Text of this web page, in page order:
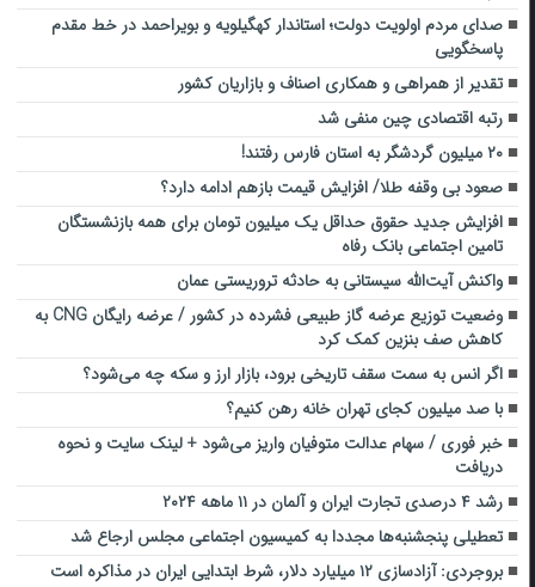
صدای مردم اولویت دولت؛ استاندار کهگیلویه و بویراحمد در خط مقدم
پاسخگویی
تقدیر از همراهی و همکاری اصناف و بازاریان کشور
رتبه اقتصادی چین منفی شد
۲۰ میلیون گردشگر به استان فارس رفتند!
صعود بی وقفه طلا/ افزایش قیمت بازهم ادامه دارد؟
افزایش جدید حقوق حداقل یک میلیون تومان برای همه بازنشستگان
تامین اجتماعی بانک رفاه
واکنش آیت‌الله سیستانی به حادثه تروریستی عمان
وضعیت توزیع عرضه گاز طبیعی فشرده در کشور / عرضه رایگان CNG به
کاهش صف بنزین کمک کرد
اگر انس به سمت سقف تاریخی برود، بازار ارز و سکه چه می‌شود؟
با صد میلیون کجای تهران خانه رهن کنیم؟
خبر فوری / سهام عدالت متوفیان واریز می‌شود + لینک سایت و نحوه
دریافت
رشد ۴ درصدی تجارت ایران و آلمان در ۱۱ ماهه ۲۰۲۴
تعطیلی پنجشنبه‌ها مجددا به کمیسیون اجتماعی مجلس ارجاع شد
بروجردی: آزادسازی ۱۲ میلیارد دلار، شرط ابتدایی ایران در مذاکره است